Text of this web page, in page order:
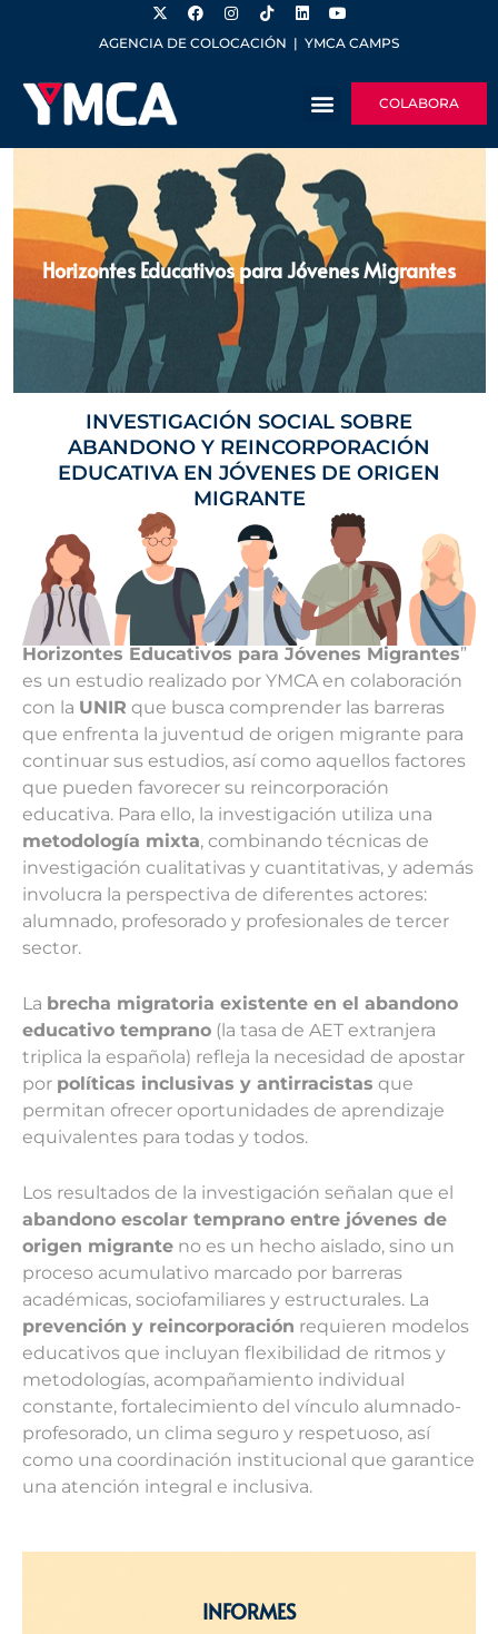
AGENCIA DE COLOCACIÓN | YMCA CAMPS
COLABORA
Horizontes Educativos para Jóvenes Migrantes
INVESTIGACIÓN SOCIAL SOBRE
ABANDONO Y REINCORPORACIÓN
EDUCATIVA EN JÓVENES DE ORIGEN
MIGRANTE
Horizontes Educativos para Jóvenes Migrantes”
es un estudio realizado por YMCA en colaboración
con la UNIR que busca comprender las barreras
que enfrenta la juventud de origen migrante para
continuar sus estudios, así como aquellos factores
que pueden favorecer su reincorporación
educativa. Para ello, la investigación utiliza una
metodología mixta, combinando técnicas de
investigación cualitativas y cuantitativas, y además
involucra la perspectiva de diferentes actores:
alumnado, profesorado y profesionales de tercer
sector.
La brecha migratoria existente en el abandono
educativo temprano (la tasa de AET extranjera
triplica la española) refleja la necesidad de apostar
por políticas inclusivas y antirracistas que
permitan ofrecer oportunidades de aprendizaje
equivalentes para todas y todos.
Los resultados de la investigación señalan que el
abandono escolar temprano entre jóvenes de
origen migrante no es un hecho aislado, sino un
proceso acumulativo marcado por barreras
académicas, sociofamiliares y estructurales. La
prevención y reincorporación requieren modelos
educativos que incluyan flexibilidad de ritmos y
metodologías, acompañamiento individual
constante, fortalecimiento del vínculo alumnado-
profesorado, un clima seguro y respetuoso, así
como una coordinación institucional que garantice
una atención integral e inclusiva.
INFORMES